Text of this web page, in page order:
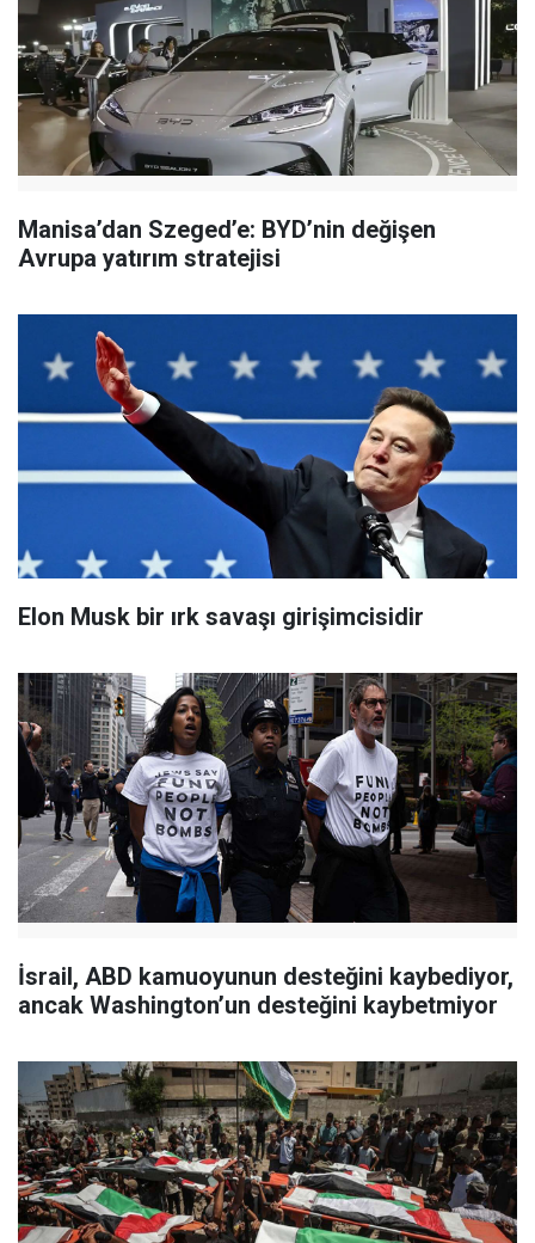
Manisa’dan Szeged’e: BYD’nin değişen
Avrupa yatırım stratejisi
Elon Musk bir ırk savaşı girişimcisidir
İsrail, ABD kamuoyunun desteğini kaybediyor,
ancak Washington’un desteğini kaybetmiyor